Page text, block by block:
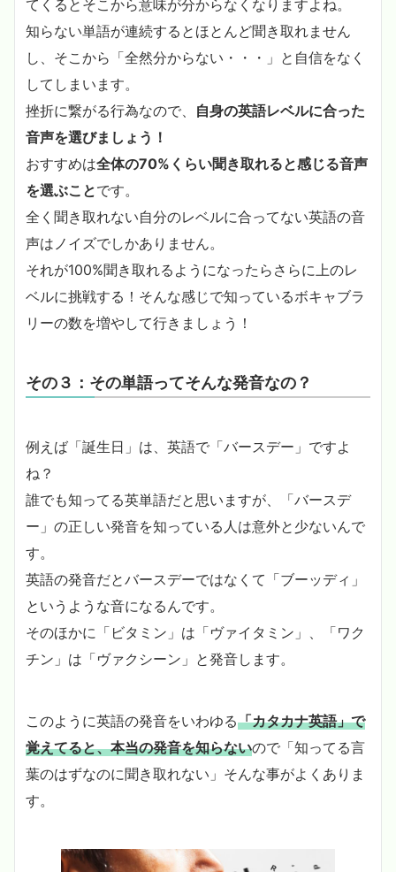
てくるとそこから意味が分からなくなりますよね。
知らない単語が連続するとほとんど聞き取れません
し、そこから「全然分からない・・・」と自信をなく
してしまいます。
挫折に繋がる行為なので、 自身の英語レベルに合った
音声を選びましょう！
おすすめは全体の70%くらい聞き取れると感じる音声
を選ぶことです。
全く聞き取れない自分のレベルに合ってない英語の音
声はノイズでしかありません。
それが100%聞き取れるようになったらさらに上のレ
ベルに挑戦する！そんな感じで知っているボキャブラ
リーの数を増やして行きましょう！
その３：その単語ってそんな発音なの？
例えば「誕生日」は、英語で「バースデー」ですよ
ね？
誰でも知ってる英単語だと思いますが、「バースデ
ー」の正しい発音を知っている人は意外と少ないんで
す。
英語の発音だとバースデーではなくて「ブーッディ」
というような音になるんです。
そのほかに「ビタミン」は「ヴァイタミン」、「ワク
チン」は「ヴァクシーン」と発音します。
このように英語の発音をいわゆる「カタカナ英語」で
覚えてると、本当の発音を知らないので「知ってる言
葉のはずなのに聞き取れない」そんな事がよくありま
す。